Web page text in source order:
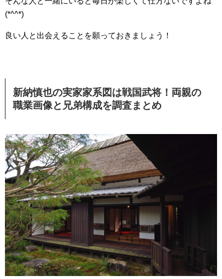
(*^^*)
良い人と出会えることを願っておきましょう！
新納慎也の実家家系図は戦国武将！両親の
職業画像と兄弟構成を調査まとめ